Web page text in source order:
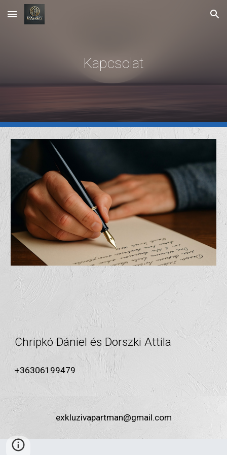
Skip to main content Skip to navigation
Kapcsolat
Chripkó Dániel és Dorszki Attila
+36306199479
exkluzivapartman@gmail.com